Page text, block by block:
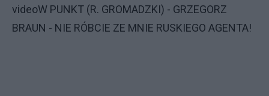
videoW PUNKT (R. GROMADZKI) - GRZEGORZ
BRAUN - NIE RÓBCIE ZE MNIE RUSKIEGO AGENTA!